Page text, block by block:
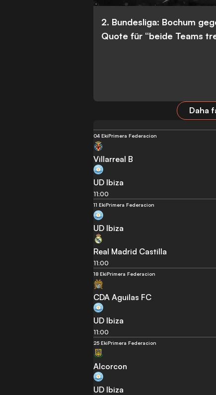
2. Bundesliga: Bochum
Quote für “beide Teams
Daha
04 EkiPrimera Federacion
Villarreal B
UD Ibiza
11:00
11 EkiPrimera Federacion
UD Ibiza
Real Madrid Castilla
11:00
18 EkiPrimera Federacion
CDA Aguilas FC
UD Ibiza
11:00
25 EkiPrimera Federacion
Alcorcon
UD Ibiza